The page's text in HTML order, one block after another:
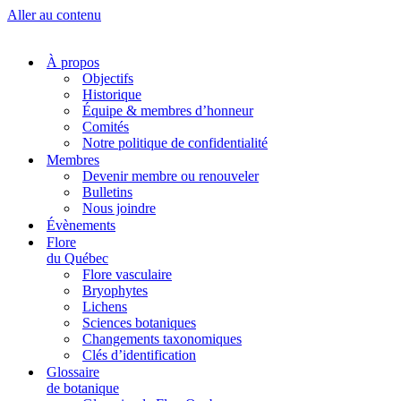
Aller au contenu
À propos
Objectifs
Historique
Équipe & membres d’honneur
Comités
Notre politique de confidentialité
Membres
Devenir membre ou renouveler
Bulletins
Nous joindre
Évènements
Flore
du Québec
Flore vasculaire
Bryophytes
Lichens
Sciences botaniques
Changements taxonomiques
Clés d’identification
Glossaire
de botanique